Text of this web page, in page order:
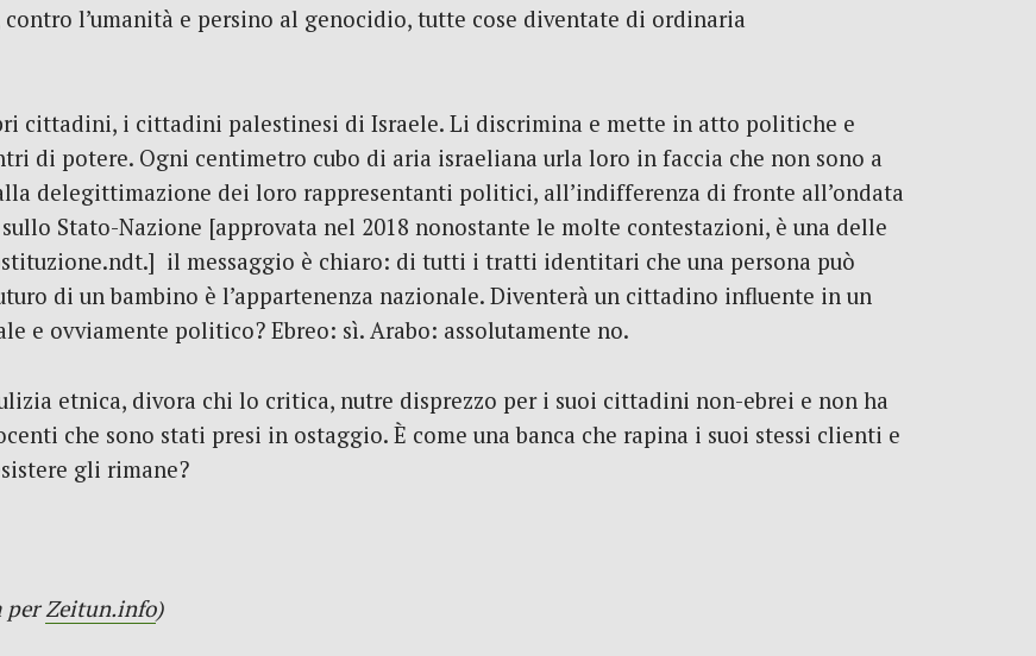
l’umanità e persino al genocidio, tutte cose diventate di ordinaria
cittadini, i cittadini palestinesi di Israele. Li discrimina e mette in atto politiche e
di potere. Ogni centimetro cubo di aria israeliana urla loro in faccia che non sono a
delegittimazione dei loro rappresentanti politici, all’indifferenza di fronte all’ondata
Stato-Nazione [approvata nel 2018 nonostante le molte contestazioni, è una delle
il messaggio è chiaro: di tutti i tratti identitari che una persona può
di un bambino è l’appartenenza nazionale. Diventerà un cittadino influente in un
e ovviamente politico? Ebreo: sì. Arabo: assolutamente no.
etnica, divora chi lo critica, nutre disprezzo per i suoi cittadini non-ebrei e non ha
che sono stati presi in ostaggio. È come una banca che rapina i suoi stessi clienti e
gli rimane?
perZeitun.info)